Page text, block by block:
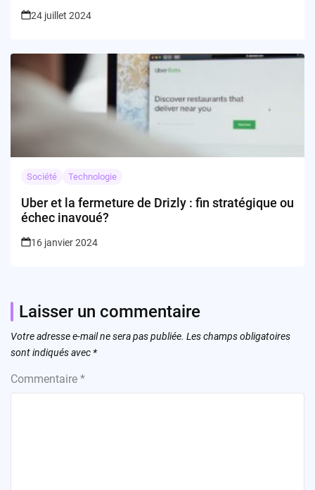
24 juillet 2024
Société Technologie
Uber et la fermeture de Drizly : fin stratégique ou
échec inavoué?
16 janvier 2024
Laisser un commentaire
Votre adresse e-mail ne sera pas publiée. Les champs obligatoires
sont indiqués avec *
Commentaire *